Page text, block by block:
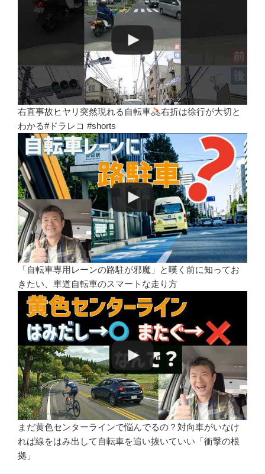
右直事故ヒヤリ突然現れる自転車
右折は徐行が大切と
わかる#ドラレコ #shorts
「自転車専用レーンの路駐が邪魔」と嘆く前に知ってお
きたい、車道自転車のスマートな走り方
まだ黄色センターラインで悩んでるの？対向車がいなけ
れば線をはみ出して自転車を追い抜いていい「衝撃の根
拠」